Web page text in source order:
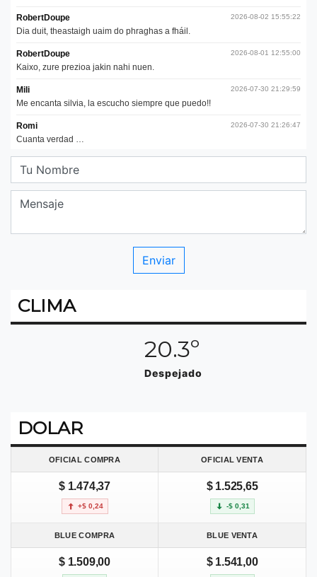
CLIMA
20.3º
Despejado
DOLAR
OFICIAL COMPRA OFICIAL VENTA
$ 1.474,37
+$ 0,24
$ 1.525,65
-$ 0,31
BLUE COMPRA BLUE VENTA
$ 1.509,00 $ 1.541,00